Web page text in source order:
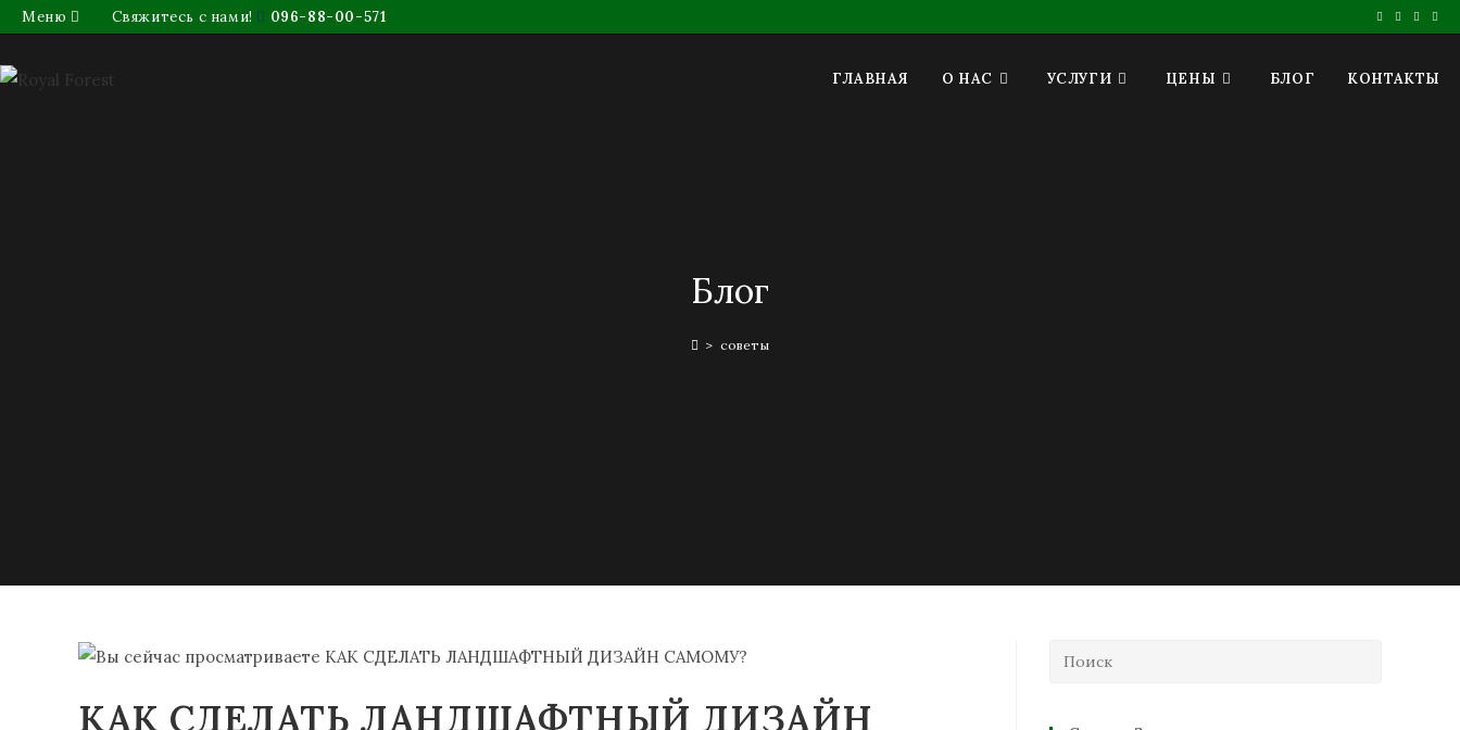
Меню Свяжитесь с нами! 096-88-00-571
ГЛАВНАЯ О НАС УСЛУГИ ЦЕНЫ БЛОГ КОНТАКТЫ
Блог
> советы
КАК СДЕЛАТЬ ЛАНДШАФТНЫЙ ДИЗАЙН